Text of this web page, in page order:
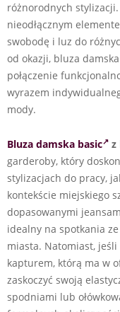
różnorodnych stylizacji.
nieodłącznym
swobodę i luz do
od okazji, bluza
połączenie
wyrazem
mody.
Bluza damska basic z
garderoby, który
stylizacjach do pracy,
kontekście miejskiego
dopasowanymi
idealny na spotkania
miasta. Natomiast,
kapturem, którą ma w
zaskoczyć swoją
spodniami lub